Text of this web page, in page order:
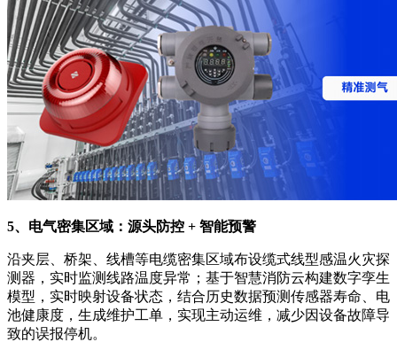
5、电气密集区域：源头防控 + 智能预警
沿夹层、桥架、线槽等电缆密集区域布设缆式线型感温火灾探
测器，实时监测线路温度异常；基于智慧消防云构建数字孪生
模型，实时映射设备状态，结合历史数据预测传感器寿命、电
池健康度，生成维护工单，实现主动运维，减少因设备故障导
致的误报停机。